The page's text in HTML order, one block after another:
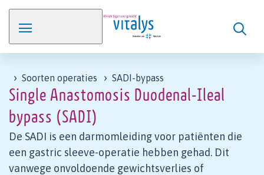
Single Anastomosis Duodenal-Ileal
bypass (SADI)
Soorten operaties SADI-bypass
De SADI is een darmomleiding voor patiënten die
een gastric sleeve-operatie hebben gehad. Dit
vanwege onvoldoende gewichtsverlies of